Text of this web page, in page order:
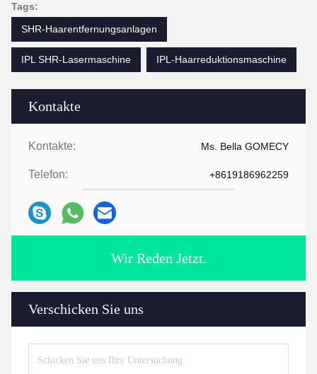
Kontakte
Kontakte: Ms. Bella GOMECY
Telefon: +8619186962259
Wir Reden Jetzt.
Verschicken Sie uns
Tags:
SHR-Haarentfernungsanlagen
IPL SHR-Lasermaschine IPL-Haarreduktionsmaschine